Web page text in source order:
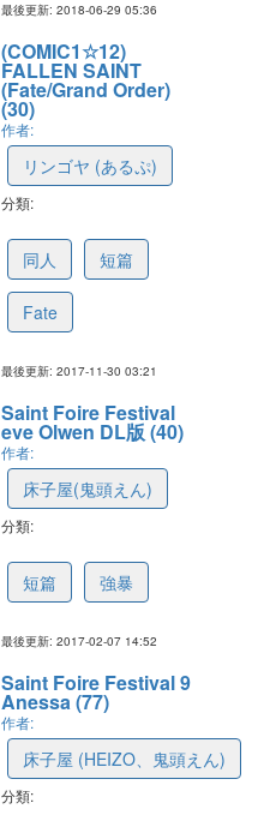
最後更新: 2018-06-29 05:36
(COMIC1☆12)
FALLEN SAINT
(Fate/Grand Order)
(30)
作者:
リンゴヤ (あるぷ)
分類:
同人 短篇
Fate
最後更新: 2017-11-30 03:21
Saint Foire Festival
eve Olwen DL版 (40)
作者:
床子屋(鬼頭えん)
分類:
短篇 強暴
最後更新: 2017-02-07 14:52
Saint Foire Festival 9
Anessa (77)
作者:
床子屋 (HEIZO、鬼頭えん)
分類: